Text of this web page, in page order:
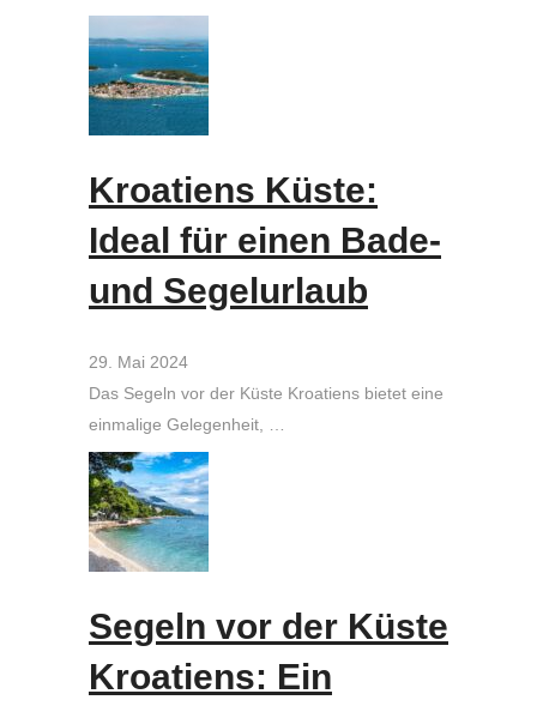
Kroatiens Küste:
Ideal für einen Bade-
und Segelurlaub
29. Mai 2024
Das Segeln vor der Küste Kroatiens bietet eine
einmalige Gelegenheit, …
Segeln vor der Küste
Kroatiens: Ein